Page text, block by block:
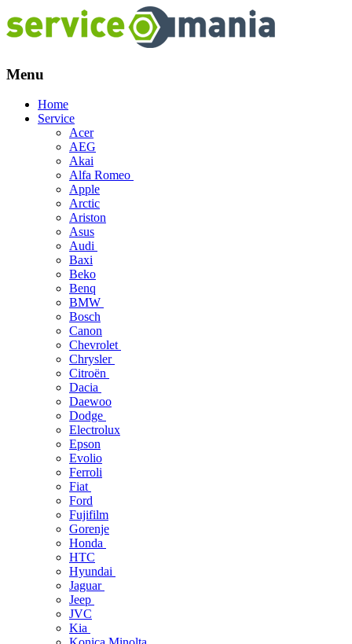
Menu
Skip
Home
Service
Acer
AEG
Akai
Alfa Romeo
Apple
Arctic
Ariston
Asus
Audi
Baxi
Beko
Benq
BMW
Bosch
Canon
Chevrolet
Chrysler
Citroën
Dacia
Daewoo
Dodge
Electrolux
Epson
Evolio
Ferroli
Fiat
Ford
Fujifilm
Gorenje
Honda
HTC
Hyundai
Jaguar
Jeep
JVC
Kia